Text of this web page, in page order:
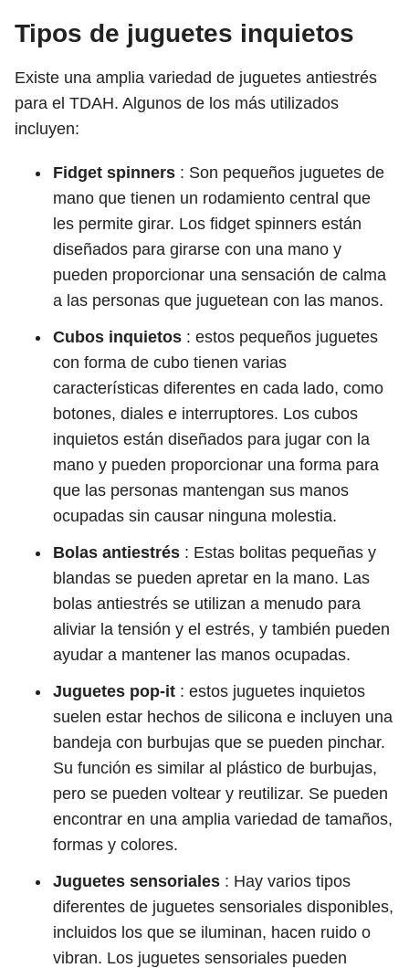
Tipos de juguetes inquietos
Existe una amplia variedad de juguetes antiestrés
para el TDAH. Algunos de los más utilizados
incluyen:
Fidget spinners : Son pequeños juguetes de
mano que tienen un rodamiento central que
les permite girar. Los fidget spinners están
diseñados para girarse con una mano y
pueden proporcionar una sensación de calma
a las personas que juguetean con las manos.
Cubos inquietos : estos pequeños juguetes
con forma de cubo tienen varias
características diferentes en cada lado, como
botones, diales e interruptores. Los cubos
inquietos están diseñados para jugar con la
mano y pueden proporcionar una forma para
que las personas mantengan sus manos
ocupadas sin causar ninguna molestia.
Bolas antiestrés : Estas bolitas pequeñas y
blandas se pueden apretar en la mano. Las
bolas antiestrés se utilizan a menudo para
aliviar la tensión y el estrés, y también pueden
ayudar a mantener las manos ocupadas.
Juguetes pop-it : estos juguetes inquietos
suelen estar hechos de silicona e incluyen una
bandeja con burbujas que se pueden pinchar.
Su función es similar al plástico de burbujas,
pero se pueden voltear y reutilizar. Se pueden
encontrar en una amplia variedad de tamaños,
formas y colores.
Juguetes sensoriales : Hay varios tipos
diferentes de juguetes sensoriales disponibles,
incluidos los que se iluminan, hacen ruido o
vibran. Los juguetes sensoriales pueden